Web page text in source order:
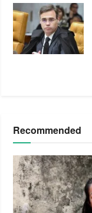
Recommended